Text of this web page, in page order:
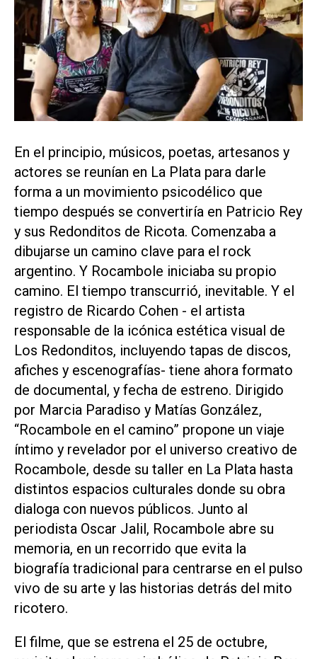
En el principio, músicos, poetas, artesanos y
actores se reunían en La Plata para darle
forma a un movimiento psicodélico que
tiempo después se convertiría en Patricio Rey
y sus Redonditos de Ricota. Comenzaba a
dibujarse un camino clave para el rock
argentino. Y Rocambole iniciaba su propio
camino. El tiempo transcurrió, inevitable. Y el
registro de Ricardo Cohen - el artista
responsable de la icónica estética visual de
Los Redonditos, incluyendo tapas de discos,
afiches y escenografías- tiene ahora formato
de documental, y fecha de estreno. Dirigido
por Marcia Paradiso y Matías González,
“Rocambole en el camino” propone un viaje
íntimo y revelador por el universo creativo de
Rocambole, desde su taller en La Plata hasta
distintos espacios culturales donde su obra
dialoga con nuevos públicos. Junto al
periodista Oscar Jalil, Rocambole abre su
memoria, en un recorrido que evita la
biografía tradicional para centrarse en el pulso
vivo de su arte y las historias detrás del mito
ricotero.
El filme, que se estrena el 25 de octubre,